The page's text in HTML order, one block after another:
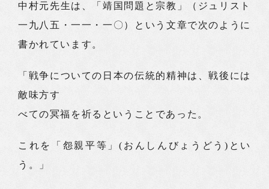
中村元先生は、「靖国問題と宗教」（ジュリスト
一九八五・一一・一〇）という文章で次のように
書かれています。
「戦争についての日本の伝統的精神は、戦後には
敵味方す
べての冥福を祈るということであった。
これを「怨親平等」(おんしんびょうどう)とい
う。」